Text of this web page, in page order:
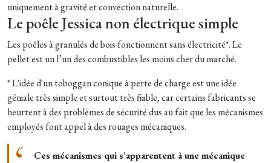
uniquement à gravité et convection naturelle.
Le poêle Jessica non électrique simple
Les poêles à granulés de bois fonctionnent sans électricité*. Le
pellet est un l’un des combustibles les moins cher du marché.
* L'idée d'un toboggan conique à perte de charge est une idée
géniale très simple et surtout très fiable, car certains fabricants se
heurtent à des problèmes de sécurité dus au fait que les mécanismes
employés font appel à des rouages mécaniques.
Ces mécanismes qui s'apparentent à une mécanique